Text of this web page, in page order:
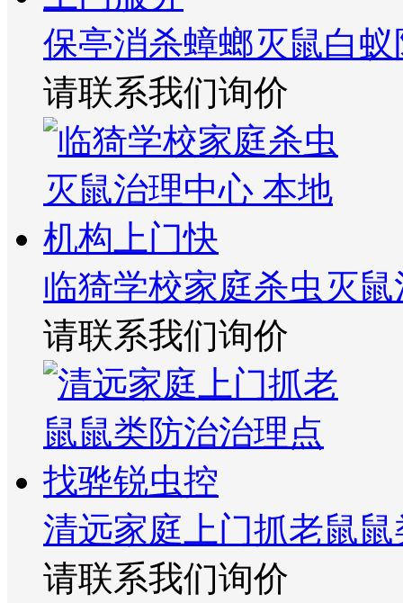
保亭消杀蟑螂灭鼠白
请联系我们询价
临猗学校家庭杀虫灭
请联系我们询价
清远家庭上门抓老鼠
请联系我们询价